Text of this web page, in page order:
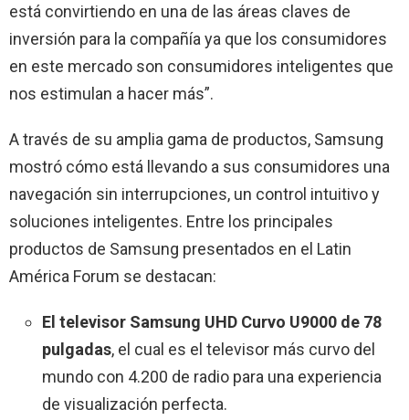
está convirtiendo en una de las áreas claves de
inversión para la compañía ya que los consumidores
en este mercado son consumidores inteligentes que
nos estimulan a hacer más”.
A través de su amplia gama de productos, Samsung
mostró cómo está llevando a sus consumidores una
navegación sin interrupciones, un control intuitivo y
soluciones inteligentes. Entre los principales
productos de Samsung presentados en el Latin
América Forum se destacan:
El televisor Samsung UHD Curvo U9000 de 78
pulgadas, el cual es el televisor más curvo del
mundo con 4.200 de radio para una experiencia
de visualización perfecta.